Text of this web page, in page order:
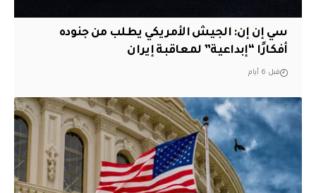
سي إن إن: الجيش الأمريكي يطلب من جنوده
أفكارًا “إبداعية” لمعاقبة إيران
قبل 6 أيام